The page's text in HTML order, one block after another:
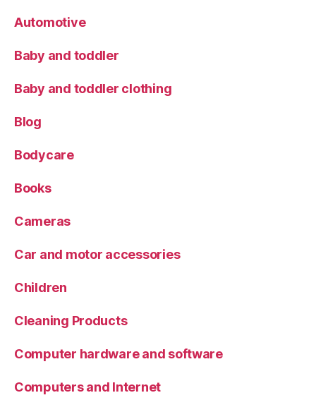
Automotive
Baby and toddler
Baby and toddler clothing
Blog
Bodycare
Books
Cameras
Car and motor accessories
Children
Cleaning Products
Computer hardware and software
Computers and Internet